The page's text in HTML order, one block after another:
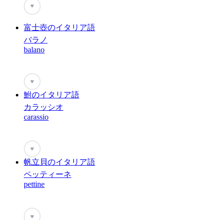
♥
富士壺のイタリア語
バラノ
balano
♥
鮒のイタリア語
カラッシオ
carassio
♥
帆立貝のイタリア語
ペッティーネ
pettine
♥